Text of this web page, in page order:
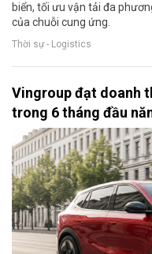
biển, tối ưu vận tải đa
của chuỗi cung ứng.
Thời sự - Logistics
Vingroup đạt doanh
trong 6 tháng đầu